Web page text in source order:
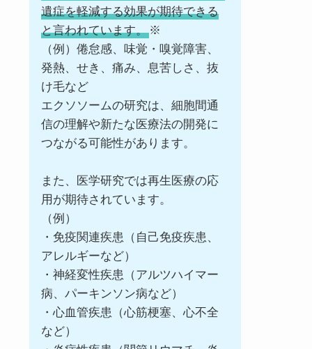
遺症を軽減する効果が期待できる
と言われています。※
（例）倦怠感、味覚・嗅覚障害、
発熱、せき、痛み、息苦しさ、抜
け毛など
エクソソームの研究は、細胞間通
信の理解や新たな医療法の開発に
つながる可能性があります。
また、医学研究では再生医療の応
用が期待されています。
（例）
・免疫関連疾患（自己免疫疾患、
アレルギーなど）
・神経変性疾患（アルツハイマー
病、パーキンソン病など）
・心血管疾患（心筋梗塞、心不全
など）